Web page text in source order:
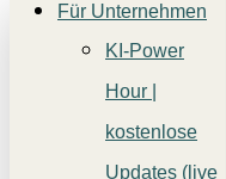
Für Unternehmen
KI-Power
Hour |
kostenlose
Updates (live